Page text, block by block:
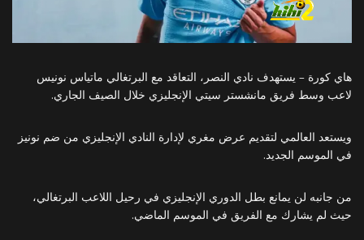
هاي كورة – يستهدف نادي النصر، التعاقد مع البرتغالي ماتياس نونيس
لاعب وسط فريق مانشستر سيتي الإنجليزي خلال الصيف الجاري.
ويستعد العالمي لتقديم عرض مغري لإدارة النادي الإنجليزي من ضم نونيز
في الموسم الجديد.
من جانبه لن يمانع بطل الدوري الإنجليزي في رحيل اللاعب البرتغالي،
حيث لم يشارك مع الفريق في الموسم الماضي.